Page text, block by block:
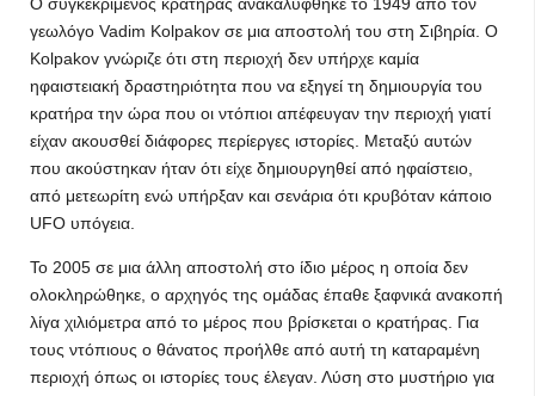
γεωλόγο Vadim Kolpakov σε μια αποστολή του στη Σιβηρία. Ο
Kolpakov γνώριζε ότι στη περιοχή δεν υπήρχε καμία
ηφαιστειακή δραστηριότητα που να εξηγεί τη δημιουργία του
κρατήρα την ώρα που οι ντόπιοι απέφευγαν την περιοχή γιατί
είχαν ακουσθεί διάφορες περίεργες ιστορίες. Μεταξύ αυτών
που ακούστηκαν ήταν ότι είχε δημιουργηθεί από ηφαίστειο,
από μετεωρίτη ενώ υπήρξαν και σενάρια ότι κρυβόταν κάποιο
UFO υπόγεια.
Το 2005 σε μια άλλη αποστολή στο ίδιο μέρος η οποία δεν
ολοκληρώθηκε, ο αρχηγός της ομάδας έπαθε ξαφνικά ανακοπή
λίγα χιλιόμετρα από το μέρος που βρίσκεται ο κρατήρας. Για
τους ντόπιους ο θάνατος προήλθε από αυτή τη καταραμένη
περιοχή όπως οι ιστορίες τους έλεγαν. Λύση στο μυστήριο για